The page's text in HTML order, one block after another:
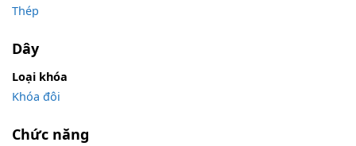
Thép
Dây
Loại khóa
Khóa đôi
Chức năng